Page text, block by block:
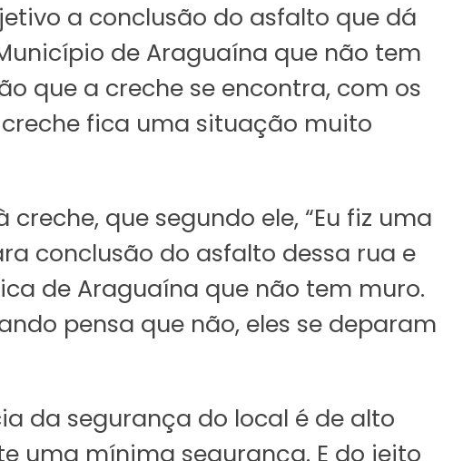
a conclusão do asfalto que dá
de Araguaína que não tem
que a creche se encontra, com os
fica uma situação muito
que segundo ele, “Eu fiz uma
conclusão do asfalto dessa rua e
de Araguaína que não tem muro.
pensa que não, eles se deparam
da segurança do local é de alto
uma mínima segurança. E do jeito